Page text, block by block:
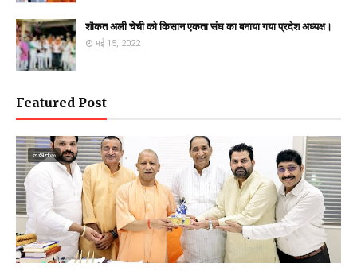
शौकत अली चेची को किसान एकता संघ का बनाया गया प्रदेश अध्यक्ष।
मई 15, 2022
Featured Post
लखनऊ